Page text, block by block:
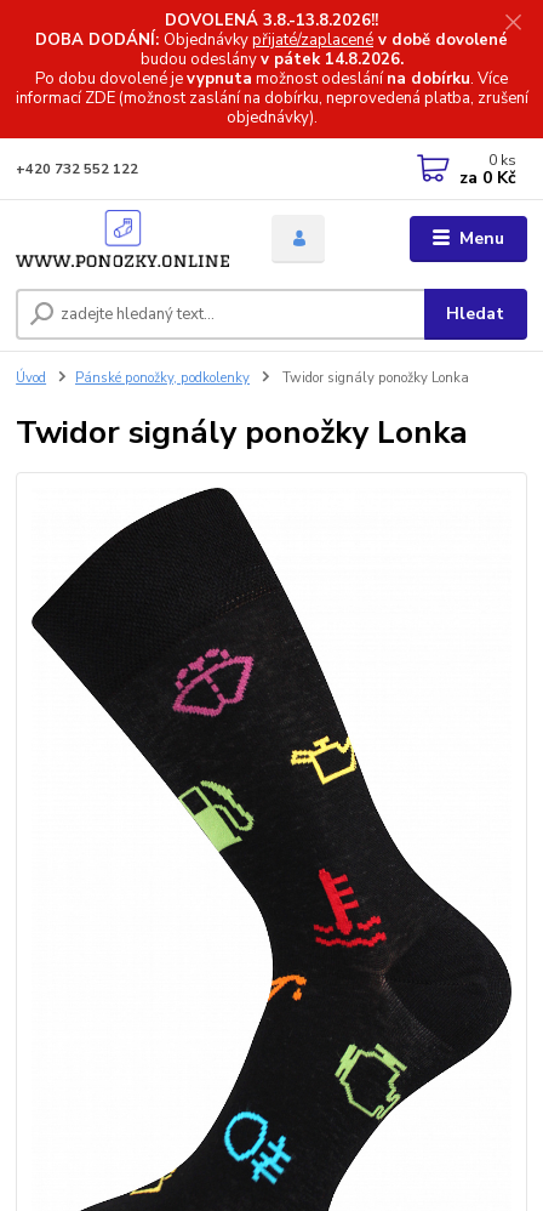
DOVOLENÁ 3.8.-13.8.2026!!
DOBA DODÁNÍ: Objednávkypřijaté/zaplacené v době dovolené
budou odeslányv pátek 14.8.2026.
Po dobu dovolené jevypnuta možnost odeslánína dobírku. Více
informacíZDE (možnost zaslání na dobírku, neprovedená platba, zrušení
objednávky).
Menu
Hledat
+420 732 552 122 0 ks
za 0 Kč
Úvod Pánské ponožky, podkolenky Twidor signály ponožky Lonka
Twidor signály ponožky Lonka